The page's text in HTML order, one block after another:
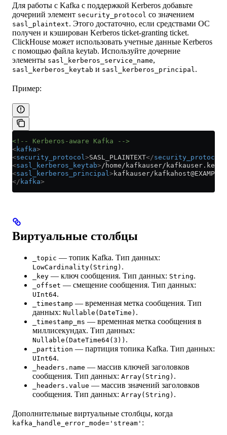
Для работы с Kafka с поддержкой Kerberos добавьте
дочерний элемент security_protocol со значением
sasl_plaintext. Этого достаточно, если средствами ОС
получен и кэширован Kerberos ticket-granting ticket.
ClickHouse может использовать учетные данные Kerberos
с помощью файла keytab. Используйте дочерние
элементы sasl_kerberos_service_name,
sasl_kerberos_keytab и sasl_kerberos_principal .
Пример:
<!-- Kerberos-aware Kafka -->
<kafka>
<security_protocol >SASL_PLAINTEXT</security_protocol
<sasl_kerberos_keytab> /home/kafkauser/
<sasl_kerberos_principal > kafkauser/
</ kafka>
Виртуальные столбцы
_topic — топик Kafka. Тип данных:
LowCardinality(String) .
_key — ключ сообщения. Тип данных: String.
_offset — смещение сообщения. Тип данных:
UInt64.
_timestamp — временная метка сообщения. Тип
данных: Nullable(DateTime) .
_timestamp_ms — временная метка сообщения в
миллисекундах. Тип данных:
Nullable(DateTime64(3)) .
_partition — партиция топика Kafka. Тип данных:
UInt64.
_headers.name — массив ключей заголовков
сообщения. Тип данных: Array(String) .
_headers.value — массив значений заголовков
сообщения. Тип данных: Array(String) .
Дополнительные виртуальные столбцы, когда
kafka_handle_error_mode='stream' :